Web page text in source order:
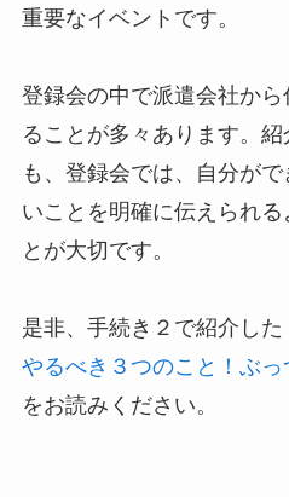
重要なイベントです。
登録会の中で派遣会社から
ることが多々あります。
も、登録会では、自分が
いことを明確に伝えられ
とが大切です。
是非、手続き２で紹介した
やるべき３つのこと！ぶっ
をお読みください。